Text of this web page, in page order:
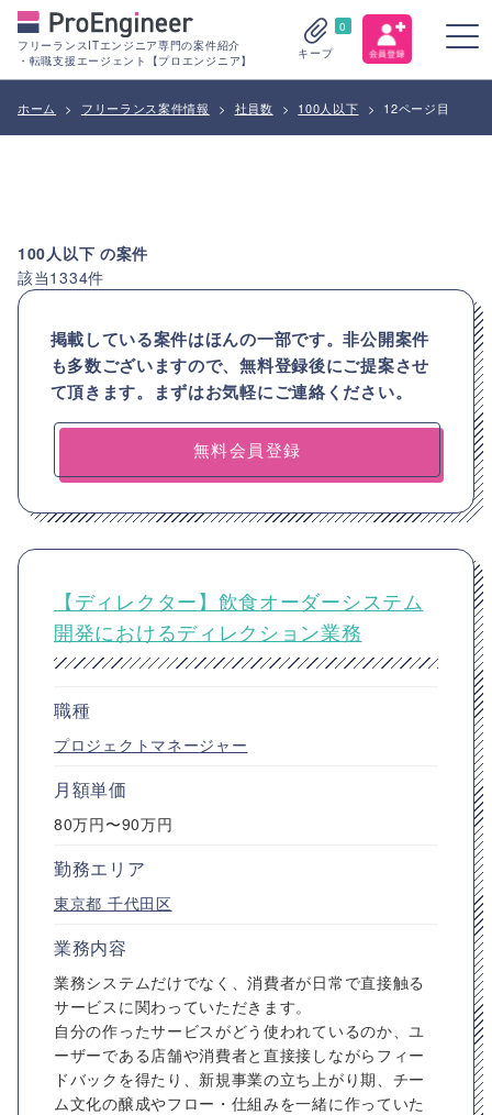
フリーランスITエンジニア専門の案件紹介
・転職支援エージェント【プロエンジニア】
0
キープ
ホーム > フリーランス案件情報 > 社員数 > 100人以下 > 12ページ目
100人以下 の案件
該当1334件
掲載している案件はほんの一部です。非公開案件
も多数ございますので、無料登録後にご提案させ
て頂きます。まずはお気軽にご連絡ください。
無料会員登録
【ディレクター】飲食オーダーシステム
開発におけるディレクション業務
職種
プロジェクトマネージャー
月額単価
80万円〜90万円
勤務エリア
東京都 千代田区
業務内容
業務システムだけでなく、消費者が日常で直接触る
サービスに関わっていただきます。
自分の作ったサービスがどう使われているのか、ユ
ーザーである店舗や消費者と直接接しながらフィー
ドバックを得たり、新規事業の立ち上がり期、チー
ム文化の醸成やフロー・仕組みを一緒に作っていた